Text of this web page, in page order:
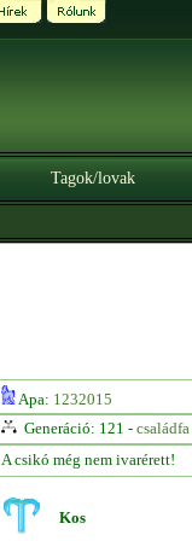
Tagok/lovak
Apa: 1232015
Generáció: 121 - családfa
A csikó még nem ivarérett!
Kos